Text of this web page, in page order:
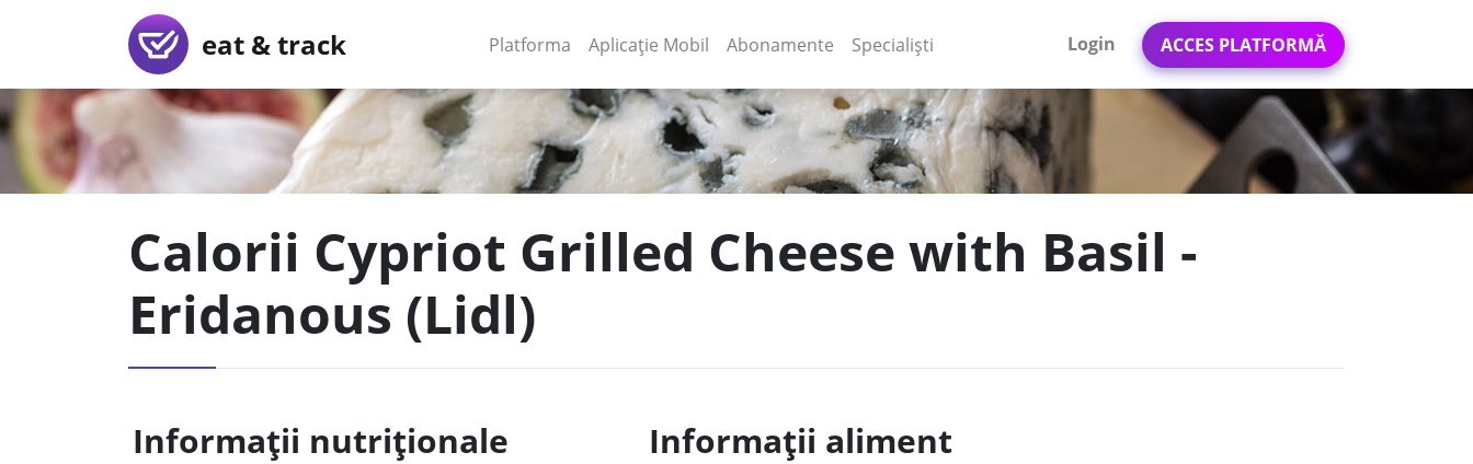
eat & track Platforma (current)
Aplicație Mobil (current)
Abonamente Specialiști Login ACCES PLATFORMĂ
Calorii Cypriot Grilled Cheese with Basil -
Eridanous (Lidl)
Informații nutriționale Informații aliment